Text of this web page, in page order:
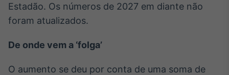
noticiosos
Soluções de
Tecnologia
Monitoramento
Estadão. Os números de 2027 em diante não
foram atualizados.
De onde vem a ‘folga’
O aumento se deu por conta de uma soma de